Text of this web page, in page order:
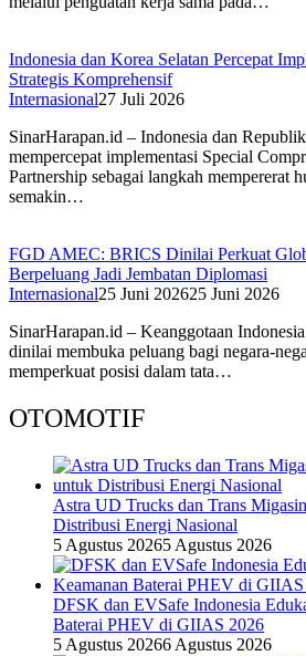
Indonesia dan Korea Selatan Percepat
Strategis Komprehensif
Internasional27 Juli 2026
SinarHarapan.id – Indonesia dan
mempercepat implementasi Special
Partnership sebagai langkah mempererat
semakin…
FGD AMEC: BRICS Dinilai Perkuat
Berpeluang Jadi Jembatan Diplomasi
Internasional25 Juni 202625 Juni 2026
SinarHarapan.id – Keanggotaan
dinilai membuka peluang bagi negara-
memperkuat posisi dalam tata…
OTOMOTIF
Astra UD Trucks dan Trans
Distribusi Energi Nasional
5 Agustus 20265 Agustus 2026
DFSK dan EVSafe Indonesia
Baterai PHEV di GIIAS 2026
5 Agustus 20266 Agustus 2026